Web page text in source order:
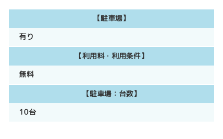
【駐車場】
有り
【利用料・利用条件】
無料
【駐車場：台数】
10台